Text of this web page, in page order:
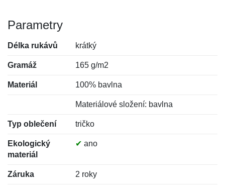
Parametry
Délka rukávů krátký
Gramáž 165 g/m2
Materiál 100% bavlna
Materiálové složení: bavlna
Typ oblečení tričko
Ekologický
materiál
✔ ano
Záruka 2 roky